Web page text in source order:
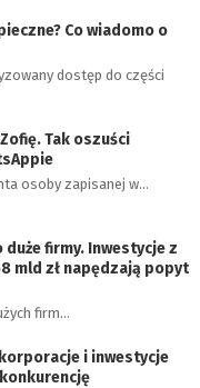
Co wiadomo o
dostęp do części
Tak oszuści
osoby zapisanej w…
firmy. Inwestycje z
mld zł napędzają popyt
firm…
i inwestycje